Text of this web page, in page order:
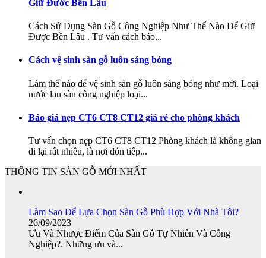
Giữ Đước Bền Lâu
Cách Sử Dụng Sàn Gỗ Công Nghiệp Như Thế Nào Để Giữ
Được Bền Lâu . Tư vấn cách bảo...
Cách vệ sinh sàn gỗ luôn sáng bóng
Làm thế nào để vệ sinh sàn gỗ luôn sáng bóng như mới. Loại
nước lau sàn công nghiệp loại...
Báo giá nẹp CT6 CT8 CT12 giá rẻ cho phòng khách
Tư vấn chọn nẹp CT6 CT8 CT12 Phòng khách là không gian
đi lại rất nhiều, là nơi đón tiếp...
THÔNG TIN SÀN GỖ MỚI NHẤT
Làm Sao Để Lựa Chọn Sàn Gỗ Phù Hợp Với Nhà Tôi?
26/09/2023
Ưu Và Nhược Điểm Của Sàn Gỗ Tự Nhiên Và Công
Nghiệp?. Những ưu và...